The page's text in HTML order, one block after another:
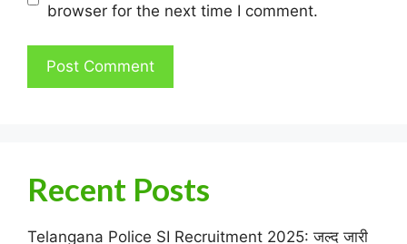
browser for the next time I comment.
Recent Posts
Telangana Police SI Recruitment 2025: जल्द जारी